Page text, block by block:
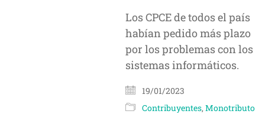
Los CPCE de todos el país
habían pedido más plazo
por los problemas con los
sistemas informáticos.
19/01/2023
Contribuyentes,Monotributo